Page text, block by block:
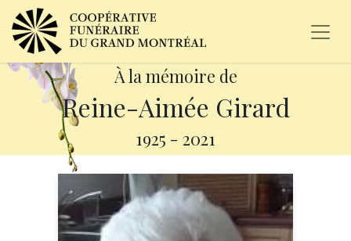
À la mémoire de
Reine-Aimée Girard
1925 - 2021